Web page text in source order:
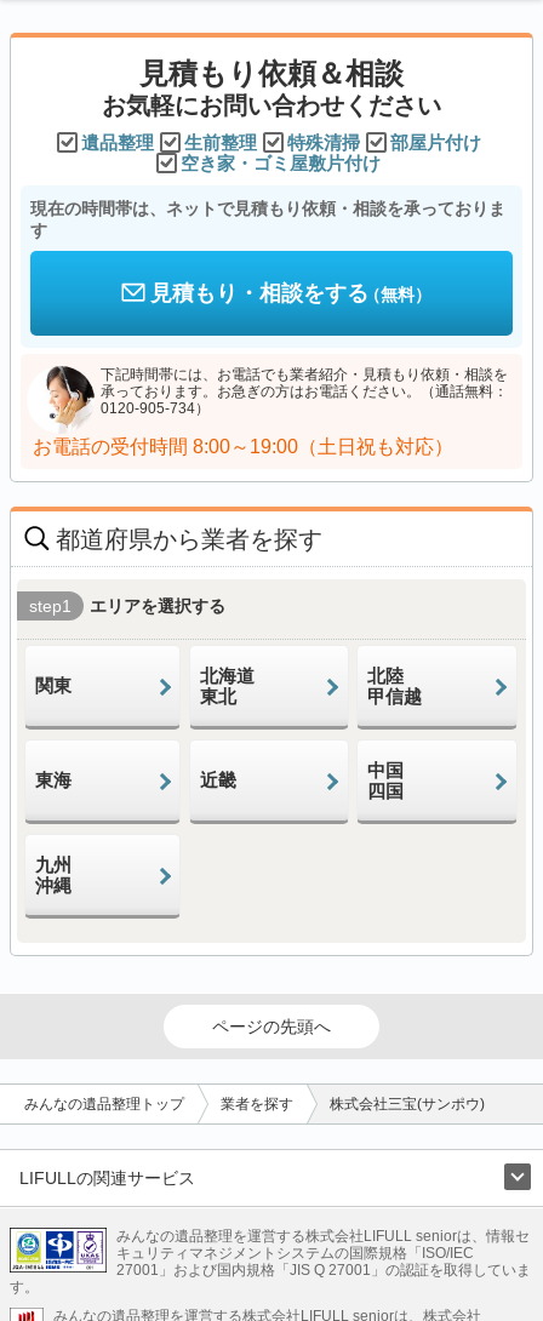
見積もり依頼＆相談
お気軽にお問い合わせください
遺品整理 生前整理 特殊清掃
部屋片付け
空き家・ゴミ屋敷片付け
現在の時間帯は、ネットで見積もり依頼・相談を承っておりま
す
見積もり・相談をする（無料）
下記時間帯には、お電話でも業者紹介・見積もり依頼・相談を
承っております。お急ぎの方はお電話ください。（通話無料：
0120-905-734）
お電話の受付時間 8:00～19:00（土日祝も対応）
都道府県から業者を探す
step1 エリアを選択する
関東
北海道
東北
北陸
甲信越
東海 近畿
中国
四国
九州
沖縄
ページの先頭へ
みんなの遺品整理トップ 業者を探す 株式会社三宝(サンポウ)
LIFULLの関連サービス
不動産・住宅
引越し 老人ホーム 地方創生
ママの就労支援
不動産クラウドファンディング 遺品整理 老後の暮らし情報
みんなの遺品整理を運営する株式会社LIFULL seniorは、情報セ
キュリティマネジメントシステムの国際規格「ISO/IEC
27001」および国内規格「JIS Q 27001」の認証を取得していま
す。
みんなの遺品整理を運営する株式会社LIFULL seniorは、株式会社